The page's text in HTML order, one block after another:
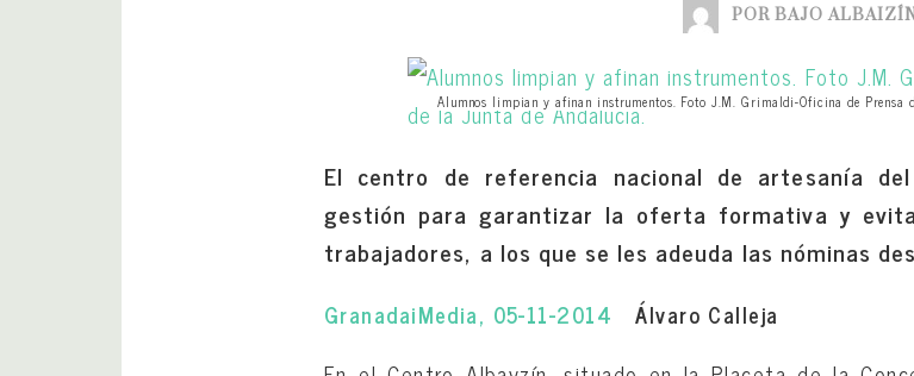
POR BAJO
Alumnos limpian y afinan instrumentos. Foto J.M. Grimaldi-Oficina de Prensa
El centro de referencia nacional de artesanía
gestión para garantizar la oferta formativa y
trabajadores, a los que se les adeuda las nóminas
GranadaiMedia, 05-11-2014
Álvaro Calleja